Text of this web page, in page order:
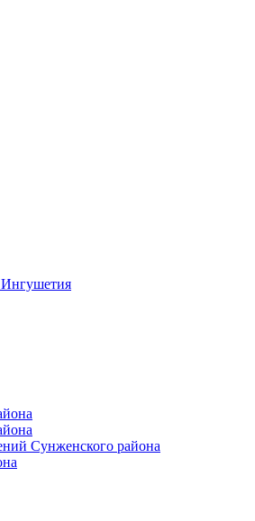
Ингушетия
Сунженского района